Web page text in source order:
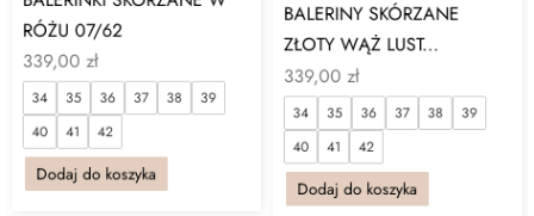
RÓŻU 07/62
339,00 zł
34 35 36 37 38
39
40
41 42
Dodaj do koszyka
BALERINY SKÓRZANE
ZŁOTY WĄŻ LUST...
339,00 zł
34 35 36 37 38
39
40
41 42
Dodaj do koszyka